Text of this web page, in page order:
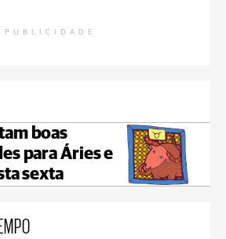
PUBLICIDADE
boas
para Áries e
sexta